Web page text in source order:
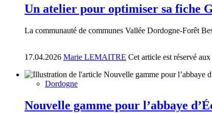
Un atelier pour optimiser sa fiche
La communauté de communes Vallée Dordogne-Forêt
17.04.2026 Marie LEMAITRE Cet article est réservé
Dordogne
Nouvelle gamme pour l’abbaye